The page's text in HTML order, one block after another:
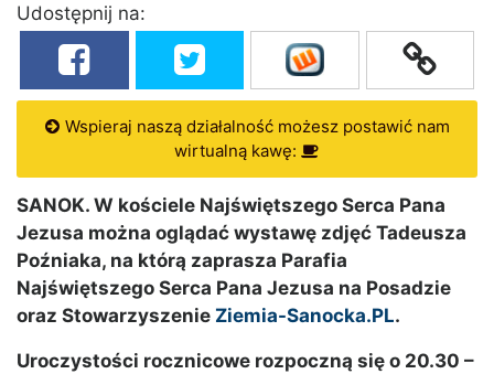
Udostępnij na:
Wspieraj naszą działalność możesz postawić nam
wirtualną kawę:
SANOK. W kościele Najświętszego Serca Pana
Jezusa można oglądać wystawę zdjęć Tadeusza
Poźniaka, na którą zaprasza Parafia
Najświętszego Serca Pana Jezusa na Posadzie
oraz Stowarzyszenie Ziemia-Sanocka.PL.
Uroczystości rocznicowe rozpoczną się o 20.30 –